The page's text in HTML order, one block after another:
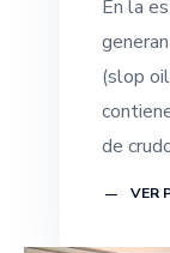
En la
(slop
de
VER